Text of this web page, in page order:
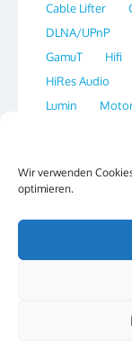
Wir verwenden
optimieren.
Cable Lifter
DLNA/UPnP
GamuT
Hifi
HiRes Audio
Lumin
Network
Sirius
SSH
Powered